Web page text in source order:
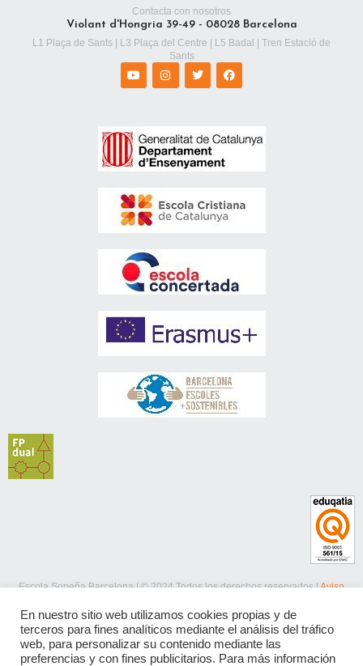
Contacta con nosotros
Violant d'Hongria 39-49 - 08028 Barcelona
L1 Plaça de Sants | L3 Plaça del Centre | L5 Badal | Tren Estació de
Sants
Escola Sopeña Barcelona | © 2024 Todos los derechos reservados |Aviso
En nuestro sitio web utilizamos cookies propias y de
terceros para fines analíticos mediante el análisis del tráfico
web, para personalizar su contenido mediante las
preferencias y con fines publicitarios. Para más información